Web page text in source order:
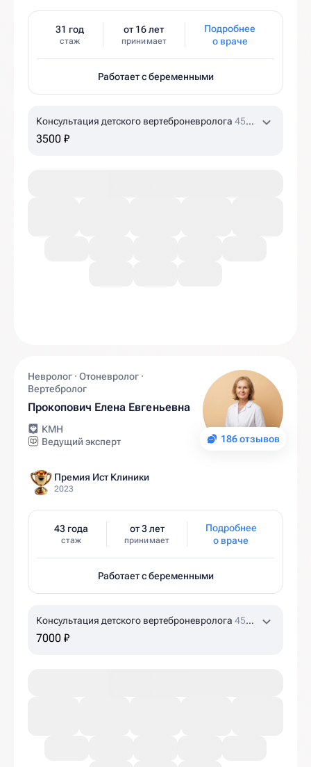
31 год
стаж
от 16 лет
принимает
Подробнее
о враче
Работает с беременными
Консультация детского вертеброневролога 45
мин
3500 ₽
186 отзывов
Невролог · Отоневролог ·
Вертебролог
Прокопович Елена Евгеньевна
КМН
Ведущий эксперт
Премия Ист Клиники
2023
43 года
стаж
от 3 лет
принимает
Подробнее
о враче
Работает с беременными
Консультация детского вертеброневролога 45
мин
7000 ₽